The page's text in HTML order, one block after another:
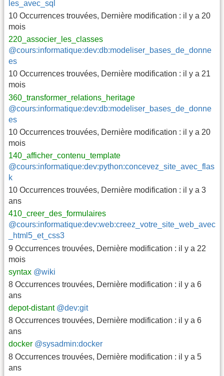
les_avec_sql
10 Occurrences trouvées, Dernière modification : il y a 20
mois
220_associer_les_classes
@cours:informatique:dev:db:modeliser_bases_de_donne
es
10 Occurrences trouvées, Dernière modification : il y a 21
mois
360_transformer_relations_heritage
@cours:informatique:dev:db:modeliser_bases_de_donne
es
10 Occurrences trouvées, Dernière modification : il y a 20
mois
140_afficher_contenu_template
@cours:informatique:dev:python:concevez_site_avec_flas
k
10 Occurrences trouvées, Dernière modification : il y a 3
ans
410_creer_des_formulaires
@cours:informatique:dev:web:creez_votre_site_web_avec
_html5_et_css3
9 Occurrences trouvées, Dernière modification : il y a 22
mois
syntax @wiki
8 Occurrences trouvées, Dernière modification : il y a 6
ans
depot-distant @dev:git
8 Occurrences trouvées, Dernière modification : il y a 6
ans
docker @sysadmin:docker
8 Occurrences trouvées, Dernière modification : il y a 5
ans